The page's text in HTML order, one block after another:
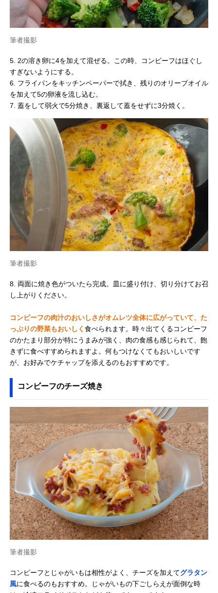
筆者撮影
5. 2の溶き卵に4を加えて混ぜる。この時、コンビーフはほぐし
すぎないようにする。
6. フライパンをキッチンペーパーで拭き、残りのオリーブオイル
を加えて5の卵液を流し込む。
7. 蓋をして弱火で5分焼き、裏返して蓋をせずに3分焼く。
筆者撮影
8. 両面に焼き色がついたら完成。皿に盛り付け、切り分けてお召
し上がりください。
コンビーフの肉汁のおいしさがオムレツ全体に広がっていて、た
っぷりの野菜もおいしく 食べられます。時々出てくるコンビーフ
のかたまり部分が特にうまみが強く、肉の食感も感じられて、飽
きずに食べすすめられますよ。何もつけなくてもおいしいです
が、お好みでケチャップを添えるのもおすすめです。
コンビーフのチーズ焼き
筆者撮影
コンビーフとじゃがいもは相性がよく、チーズを加えてグラタン
風に食べるのもおすすめ。じゃがいもの下ごしらえが面倒な時